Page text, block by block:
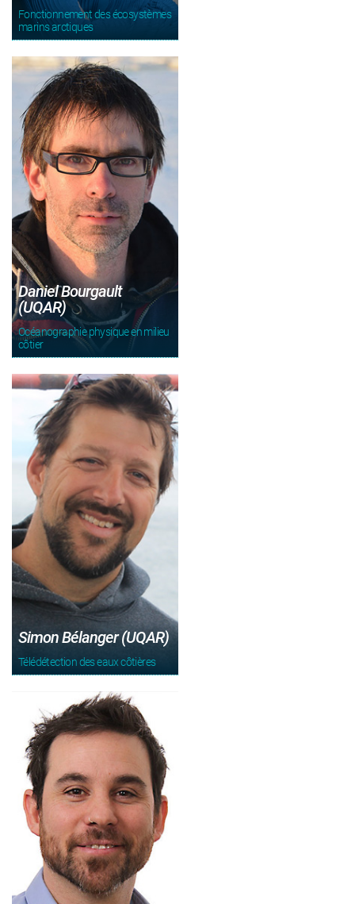
Fonctionnement des écosystèmes
marins arctiques
Daniel Bourgault
(UQAR)
Océanographie physique en milieu
côtier
Simon Bélanger (UQAR)
Télédétection des eaux côtières